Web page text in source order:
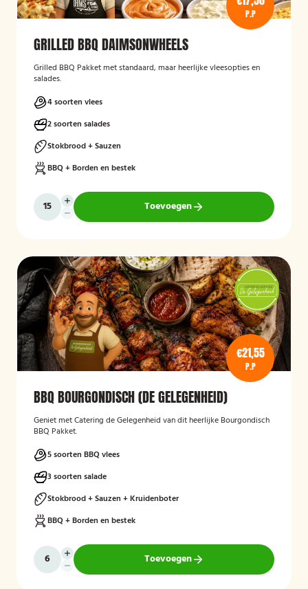
P.P
GRILLED BBQ DAIMSONWHEELS
Grilled BBQ Pakket met standaard, maar heerlijke vleesopties en
salades.
4 soorten vlees
2 soorten salades
Stokbrood + Sauzen
BBQ + Borden en bestek
Toevoegen
€21,55
P.P
BBQ BOURGONDISCH (DE GELEGENHEID)
Geniet met Catering de Gelegenheid van dit heerlijke Bourgondisch
BBQ Pakket.
5 soorten BBQ vlees
3 soorten salade
Stokbrood + Sauzen + Kruidenboter
BBQ + Borden en bestek
Toevoegen